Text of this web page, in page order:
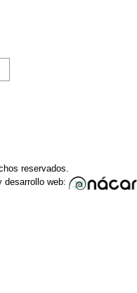
reservados.
desarrollo web: